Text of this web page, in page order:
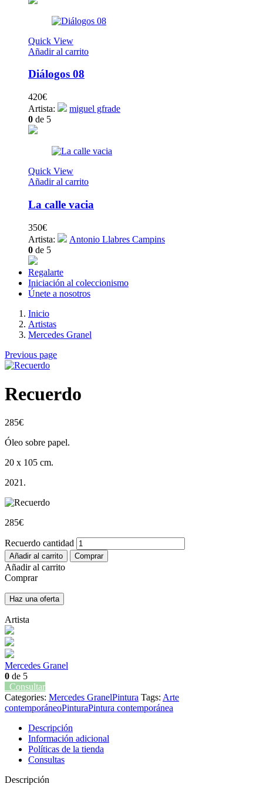
Quick View
Añadir al carrito
Diálogos 08
420€
Artista:
miguel gfrade
0 de 5
Quick View
Añadir al carrito
La calle vacia
350€
Artista:
Antonio Llabres Campins
0 de 5
Regalarte
Iniciación al coleccionismo
Únete a nosotros
Inicio
Artistas
Mercedes Granel
Previous page
Recuerdo
285€
Óleo sobre papel.
20 x 105 cm.
2021.
285€
Recuerdo cantidad
Añadir al carrito Comprar
Añadir al carrito
Comprar
Haz una oferta
Artista
Mercedes Granel
0 de 5
Consultar
Categories: Mercedes GranelPintura Tags: Arte
contemporáneoPinturaPintura contemporánea
Descripción
Información adicional
Políticas de la tienda
Consultas
Descripción